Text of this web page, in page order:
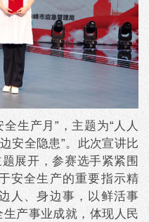
生产月”，主题为“人人
安全隐患”。此次宣讲比
展开，参赛选手紧紧围
安全生产的重要指示精
人、身边事，以鲜活事
产事业成就，体现人民